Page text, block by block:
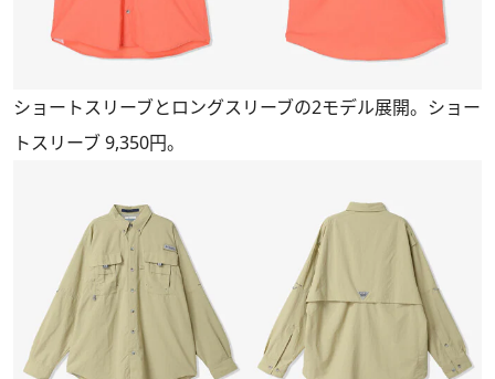
ショートスリーブとロングスリーブの2モデル展開。ショー
トスリーブ 9,350円。